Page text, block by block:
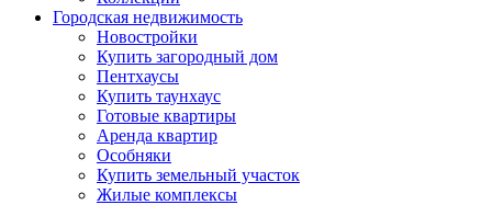
Городская недвижимость
Новостройки
Купить загородный дом
Пентхаусы
Купить таунхаус
Готовые квартиры
Аренда квартир
Особняки
Купить земельный участок
Жилые комплексы